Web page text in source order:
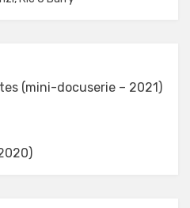
(mini-docuserie – 2021)